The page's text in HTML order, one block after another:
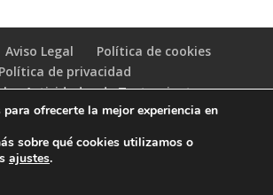
Aviso Legal
Política de cookies
Política de privacidad
las Actividades de Tratamiento
(RAT)
ofrecerte la mejor experiencia en
sobre qué cookies utilizamos o
ajustes.